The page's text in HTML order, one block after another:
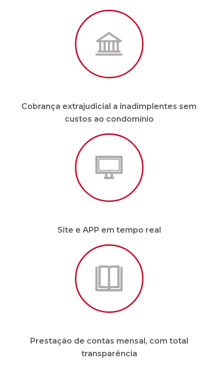
Cobrança extrajudicial a inadimplentes sem
custos ao condomínio
Site e APP em tempo real
Prestação de contas mensal, com total
* Para condomínios de até 20 unidades e sem